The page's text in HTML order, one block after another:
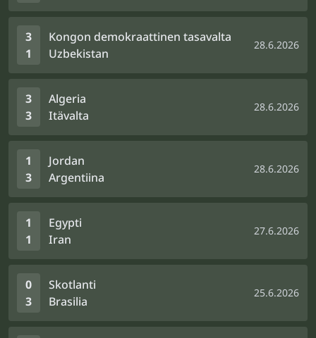
3
1
Kongon demokraattinen tasavalta
Uzbekistan
28.6.2026
3
3
Algeria
Itävalta
28.6.2026
1
3
Jordan
Argentiina
28.6.2026
1
1
Egypti
Iran
27.6.2026
0
3
Skotlanti
Brasilia
25.6.2026